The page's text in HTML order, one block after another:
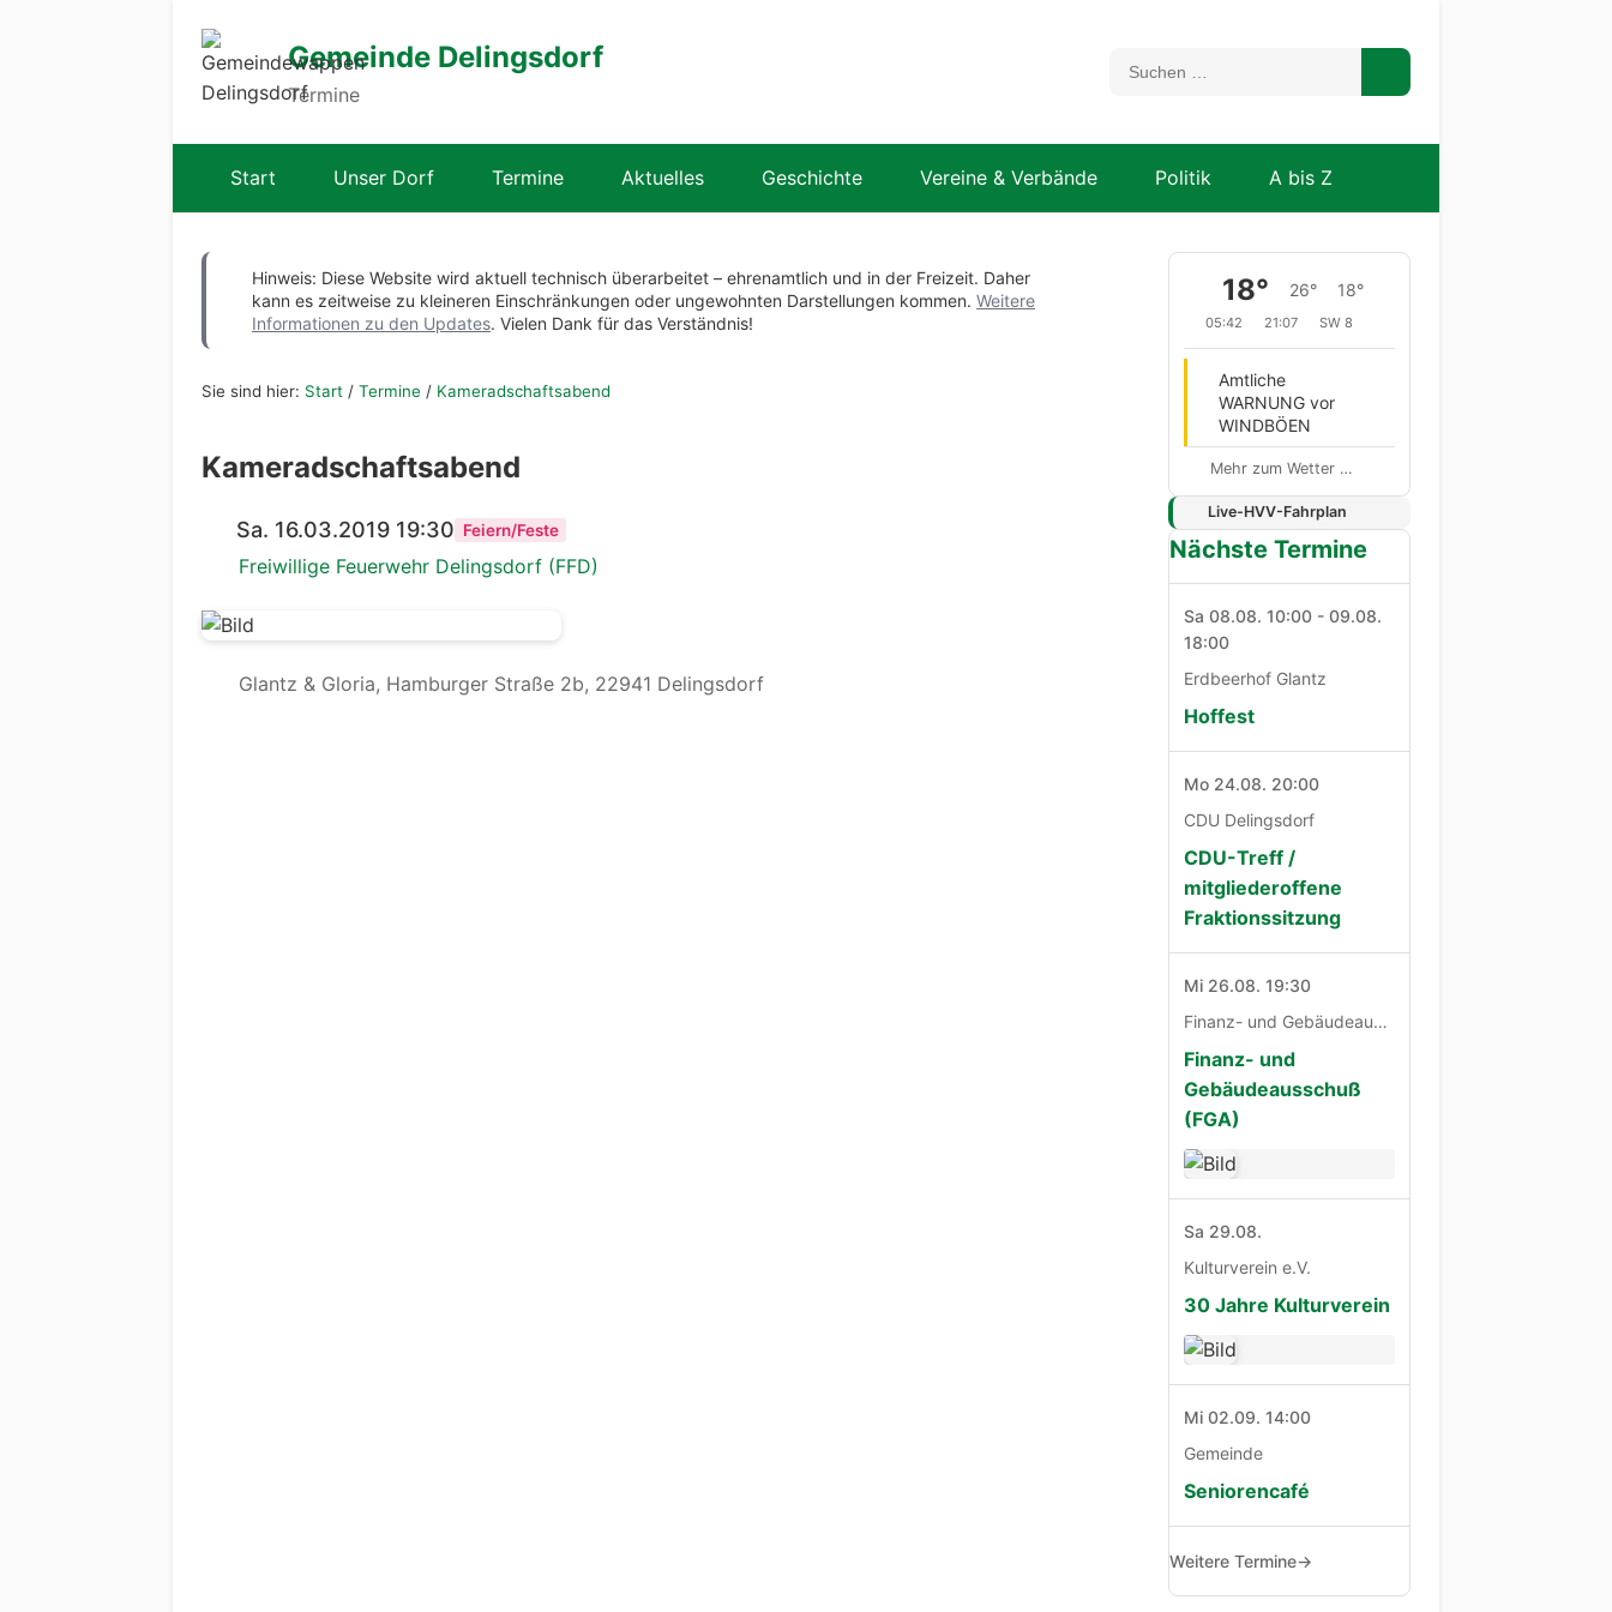
Gemeinde Delingsdorf
Termine
Start Unser Dorf Termine Aktuelles Geschichte Vereine & Verbände Politik A bis Z
Hinweis: Diese Website wird aktuell technisch überarbeitet – ehrenamtlich und in der Freizeit. Daher
kann es zeitweise zu kleineren Einschränkungen oder ungewohnten Darstellungen kommen. Weitere
Informationen zu den Updates. Vielen Dank für das Verständnis!
Sie sind hier: Start / Termine / Kameradschaftsabend
Kameradschaftsabend
Sa. 16.03.2019 19:30 Feiern/Feste
Freiwillige Feuerwehr Delingsdorf (FFD)
Glantz & Gloria, Hamburger Straße 2b, 22941 Delingsdorf
18° 26° 18°
05:42 21:07 SW 8
Amtliche
WARNUNG vor
WINDBÖEN
Mehr zum Wetter …
Live-HVV-Fahrplan
Nächste Termine
Sa 08.08. 10:00 - 09.08.
18:00
Erdbeerhof Glantz
Hoffest
Mo 24.08. 20:00
CDU Delingsdorf
CDU-Treff /
mitgliederoffene
Fraktionssitzung
Mi 26.08. 19:30
Finanz- und Gebäudeausschuß
Finanz- und
Gebäudeausschuß
(FGA)
Sa 29.08.
Kulturverein e.V.
30 Jahre Kulturverein
Mi 02.09. 14:00
Gemeinde
Seniorencafé
Weitere Termine→